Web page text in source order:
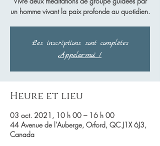
un homme vivant la paix profonde au quotidien.
Les inscriptions sont complètes
Appelez-moi !
Heure et lieu
03 oct. 2021, 10 h 00 – 16 h 00
44 Avenue de l'Auberge, Orford, QC J1X 6J3,
Canada